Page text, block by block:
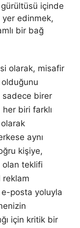
içinde
edinmek,
bir bağ
olarak, misafir
birer
her biri farklı
aynı
kişiye,
olan teklifi
reklam
posta yoluyla
için kritik bir